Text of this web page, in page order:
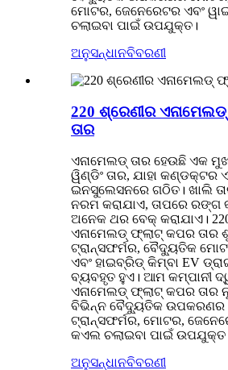
ମୋଟର, ଜେନେରେଟର ଏବଂ
ଚଲାଇବା ପାଇଁ ଉପଯୁକ୍ତ।
ଅନୁସନ୍ଧାନବିବରଣୀ
220 ଶ୍ରେଣୀର
ତାର
ଏନାମେଲଡ୍ ତାର ହେଉଛି ଏକ
ୱିଣ୍ଡିଂ ତାର, ଯାହା କଣ୍ଡକ୍ଟର
ଇନସୁଲେସନରେ ଗଠିତ। ଖାଲି
ନରମ କରାଯାଏ, ତାପରେ ରଙ୍ଗ
ଅନେକ ଥର ବେକ୍ କରାଯାଏ।
ଏନାମେଲଡ୍ ଫ୍ଲାଟ୍ କପର ତାର
ଟ୍ରାନ୍ସଫର୍ମର, ବୈଦ୍ୟୁତିକ
ଏବଂ ହାଇବ୍ରିଡ୍ କିମ୍ବା EV
ବ୍ୟବହୃତ ହୁଏ। ଆମ କମ୍ପାନୀ
ଏନାମେଲଡ୍ ଫ୍ଲାଟ୍ କପର ତାର
ବିଭିନ୍ନ ବୈଦ୍ୟୁତିକ ଉପକରଣର
ଟ୍ରାନ୍ସଫର୍ମର, ମୋଟର,
କଏଲ ଚଲାଇବା ପାଇଁ
ଅନୁସନ୍ଧାନବିବରଣୀ